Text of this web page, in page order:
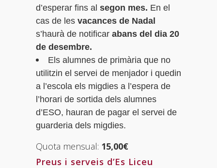
d’esperar fins al segon mes. En el
cas de les vacances de Nadal
s’haurà de notificar abans del dia 20
de desembre.
Els alumnes de primària que no
utilitzin el servei de menjador i quedin
a l’escola els migdies a l’espera de
l’horari de sortida dels alumnes
d’ESO, hauran de pagar el servei de
guarderia dels migdies.
Quota mensual: 15,00€
Preus i serveis d’Es Liceu